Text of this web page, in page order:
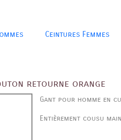
Ceintures Femmes
retourne orange
Gant pour homme en
Entièrement cousu